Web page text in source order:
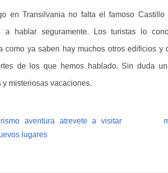
en Transilvania no falta el famoso
a hablar seguramente. Los turistas lo
como ya saben hay muchos otros edificios y
de los que hemos hablado. Sin duda
y misteriosas vacaciones.
aventura atrevete a visitar
lugares